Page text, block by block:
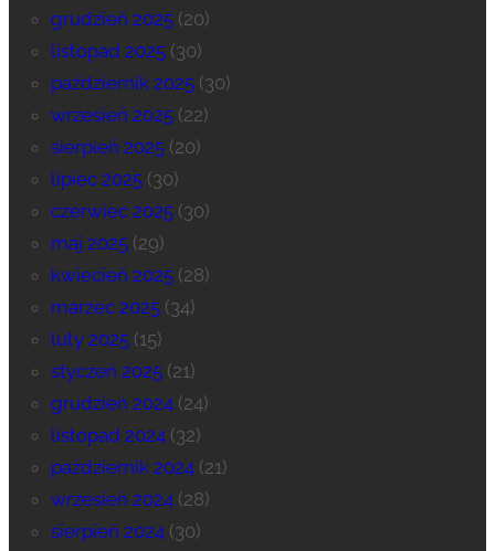
grudzień 2025(20)
listopad 2025(30)
październik 2025(30)
wrzesień 2025(22)
sierpień 2025(20)
lipiec 2025(30)
czerwiec 2025(30)
maj 2025(29)
kwiecień 2025(28)
marzec 2025(34)
luty 2025(15)
styczeń 2025(21)
grudzień 2024(24)
listopad 2024(32)
październik 2024(21)
wrzesień 2024(28)
sierpień 2024(30)